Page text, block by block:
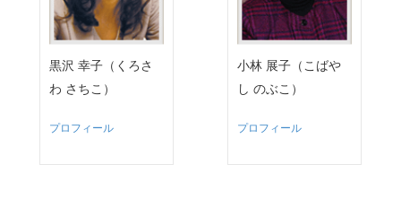
黒沢 幸子（くろさ
わ さちこ）
プロフィール
小林 展子（こばや
し のぶこ）
プロフィール